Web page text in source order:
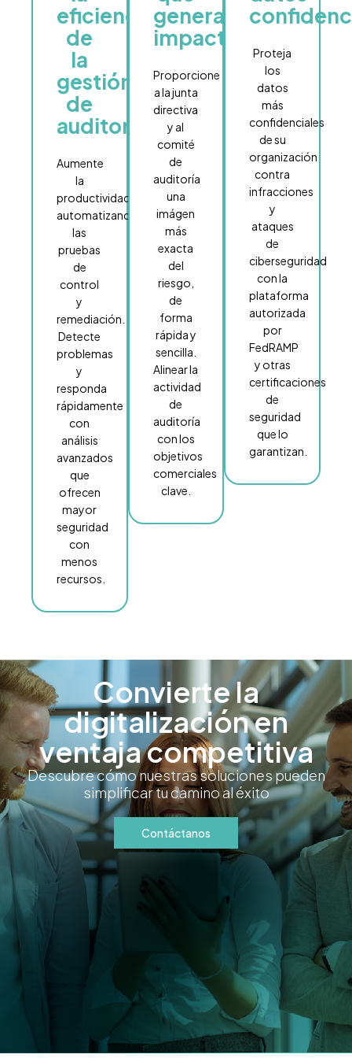
eficiencia
de
la
gestión
de
auditorías
Aumente
la
productividad
automatizando
las
pruebas
de
control
y
remediación.
Detecte
problemas
y
responda
rápidamente
con
análisis
avanzados
que
ofrecen
mayor
seguridad
con
menos
recursos.
generan
impacto
Proporcione
a la junta
directiva
y al
comité
de
auditoría
una
imágen
más
exacta
del
riesgo,
de
forma
rápida y
sencilla.
Alinear la
actividad
de
auditoría
con los
objetivos
comerciales
clave.
Proteja
los
datos
más
confidenciales
de su
organización
contra
infracciones
y
ataques
de
ciberseguridad
con la
plataforma
autorizada
por
FedRAMP
y otras
certificaciones
de
seguridad
que lo
garantizan.
Convierte la
digitalización en
ventaja competitiva
Descubre cómo nuestras soluciones pueden
simplificar tu camino al éxito
Contáctanos